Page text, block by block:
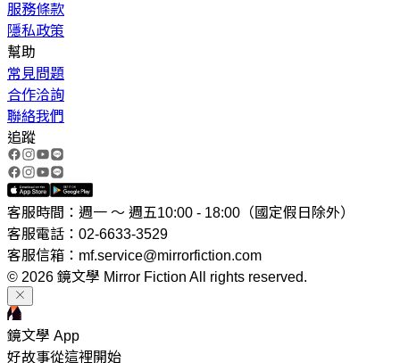
服務條款
隱私政策
幫助
常見問題
合作洽詢
聯絡我們
追蹤
客服時間：週一 ～ 週五10:00 - 18:00（國定假日除外）
客服電話：02-6633-3529
客服信箱：mf.service@mirrorfiction.com
© 2026 鏡文學 Mirror Fiction All rights reserved.
鏡文學 App
好故事從這裡開始